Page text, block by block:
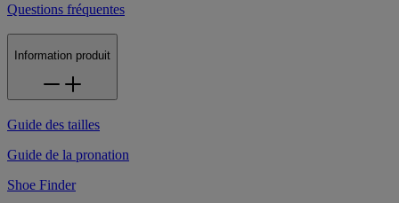
Questions fréquentes
Information produit
Guide des tailles
Guide de la pronation
Shoe Finder